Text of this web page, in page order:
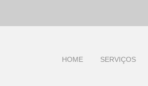
HOME SERVIÇOS